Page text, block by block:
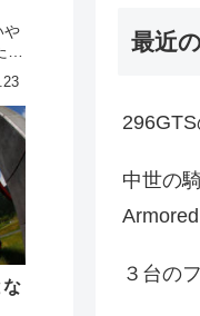
や
ま
な
最近
296GTS
中世の
３台の